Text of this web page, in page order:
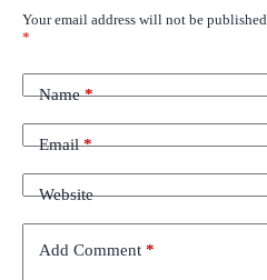
Your email address will not be published.
*
Name*
Email*
Website
Add Comment *